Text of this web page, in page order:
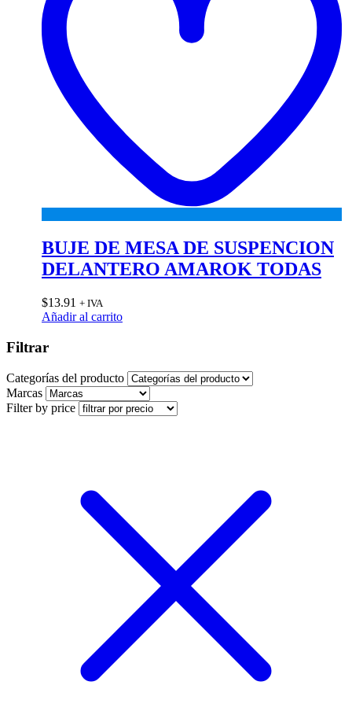
BUJE DE MESA DE SUSPENCION
DELANTERO AMAROK TODAS
$13.91 + IVA
Añadir al carrito
Filtrar
Categorías del producto
Marcas
Filter by price